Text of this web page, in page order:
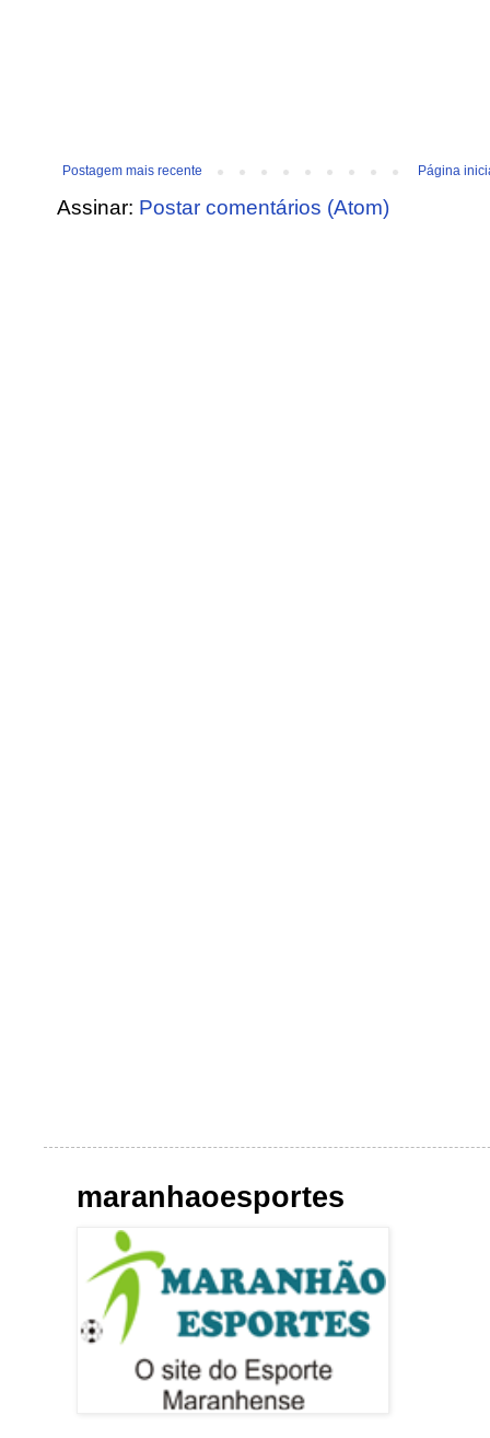
Postagem mais recente Página
Assinar: Postar comentários (Atom)
maranhaoesportes